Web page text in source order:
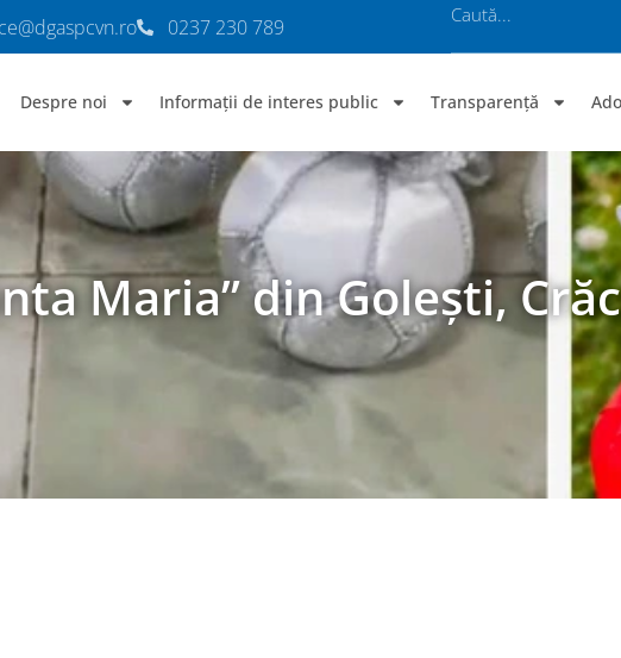
0237 230 789
Despre noi Informații de interes public Transparență
Maria” din Golești,